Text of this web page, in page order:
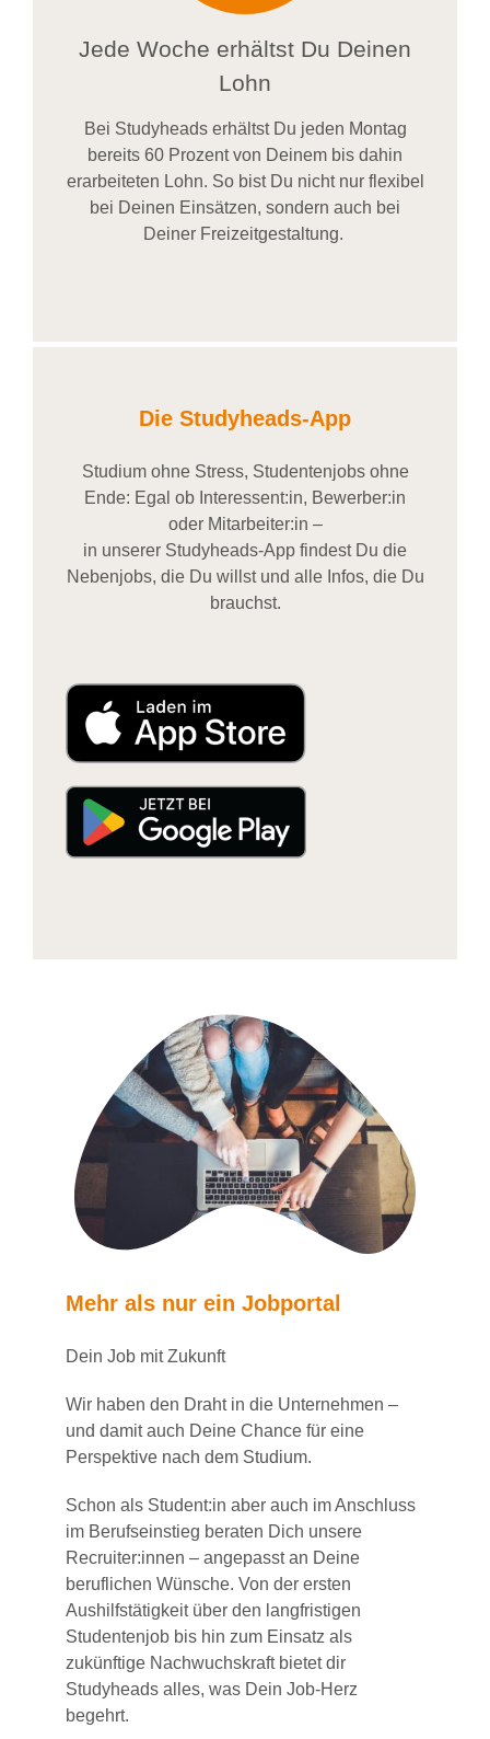
Jede Woche erhältst Du Deinen
Lohn
Bei Studyheadserhältst Du jeden Montag
bereits 60 Prozent von Deinem bis dahin
erarbeiteten Lohn. So bist Du nicht nur flexibel
bei Deinen Einsätzen, sondern auch bei
DeinerFreizeitgestaltung.
Die Studyheads-App
Studium ohne Stress, Studentenjobs ohne
Ende: Egal ob Interessent:in, Bewerber:in
oder Mitarbeiter:in –
in unserer Studyheads-App findest Du die
Nebenjobs, die Du willst und alle Infos, die Du
brauchst.
Mehr als nur ein Jobportal
Dein Job mit Zukunft
Wir haben den Draht in die Unternehmen –
und damit auch Deine Chance für eine
Perspektive nach dem Studium.
Schon als Student:in aber auch im Anschluss
im Berufseinstieg beraten Dich unsere
Recruiter:innen – angepasst an Deine
beruflichen Wünsche. Von der ersten
Aushilfstätigkeit über den langfristigen
Studentenjob bis hin zum Einsatz als
zukünftige Nachwuchskraft bietet dir
Studyheads alles, was Dein Job-Herz
begehrt.